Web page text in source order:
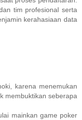
tim profesional serta
kerahasiaan data
karena menemukan
membuktikan seberapa
mainkan game poker